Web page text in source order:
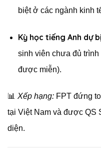
biệt ở các ngành kinh
Kỳ học tiếng Anh dự
sinh viên chưa đủ
được miễn).
📊 Xếp hạng: FPT đứng
tại Việt Nam và được QS
diện.